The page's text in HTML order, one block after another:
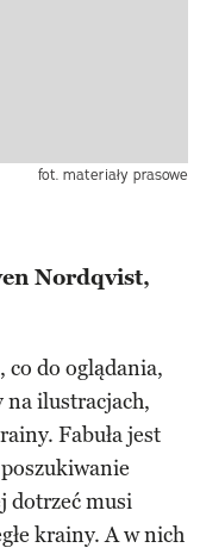
fot. materiały prasowe
Nordqvist,
co do oglądania,
na ilustracjach,
Fabuła jest
dotrzeć musi
krainy. A w nich